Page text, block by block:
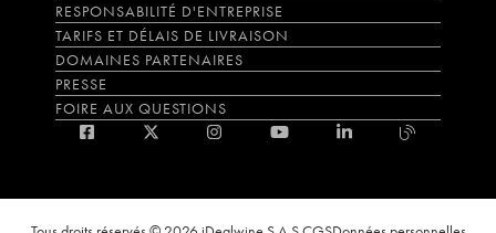
RESPONSABILITÉ D'ENTREPRISE
TARIFS ET DÉLAIS DE LIVRAISON
DOMAINES PARTENAIRES
PRESSE
FOIRE AUX QUESTIONS